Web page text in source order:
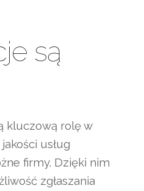
są
kluczową rolę w
usług
firmy. Dzięki nim
zgłaszania